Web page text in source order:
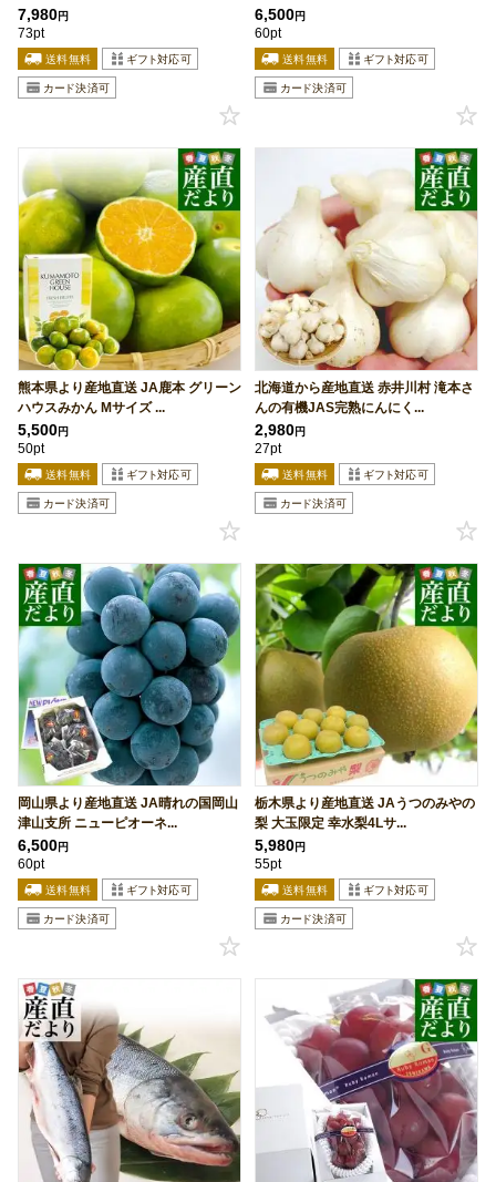
7,980円
73pt
6,500円
60pt
熊本県より産地直送 JA鹿本 グリーン
ハウスみかん Mサイズ ...
5,500円
50pt
北海道から産地直送 赤井川村 滝本さ
んの有機JAS完熟にんにく...
2,980円
27pt
岡山県より産地直送 JA晴れの国岡山
津山支所 ニューピオーネ...
6,500円
60pt
栃木県より産地直送 JAうつのみやの
梨 大玉限定 幸水梨4Lサ...
5,980円
55pt